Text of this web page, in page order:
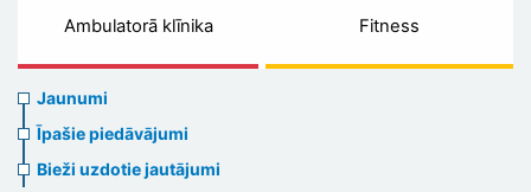
Ambulatorā klīnika Fitness
News
menu
Jaunumi
Īpašie piedāvājumi
Bieži uzdotie jautājumi